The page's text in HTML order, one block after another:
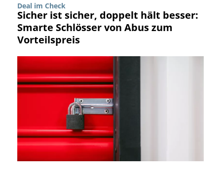
Deal im Check
Sicher ist sicher, doppelt hält besser:
Smarte Schlösser von Abus zum
Vorteilspreis